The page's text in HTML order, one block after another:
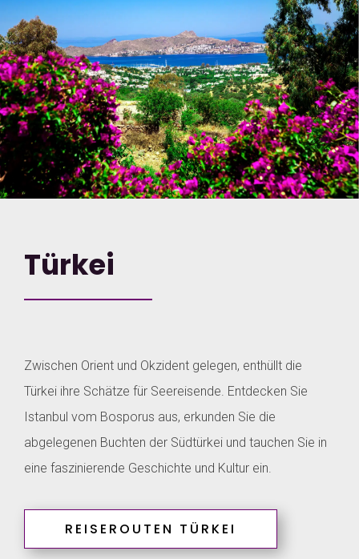
Türkei
Zwischen Orient und Okzident gelegen, enthüllt die
Türkei ihre Schätze für Seereisende. Entdecken Sie
Istanbul vom Bosporus aus, erkunden Sie die
abgelegenen Buchten der Südtürkei und tauchen Sie in
eine faszinierende Geschichte und Kultur ein.
REISEROUTEN TÜRKEI